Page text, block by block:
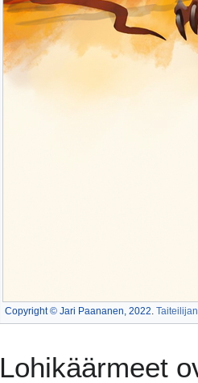
Copyright © Jari Paananen, 2022.
Lohikäärmeet